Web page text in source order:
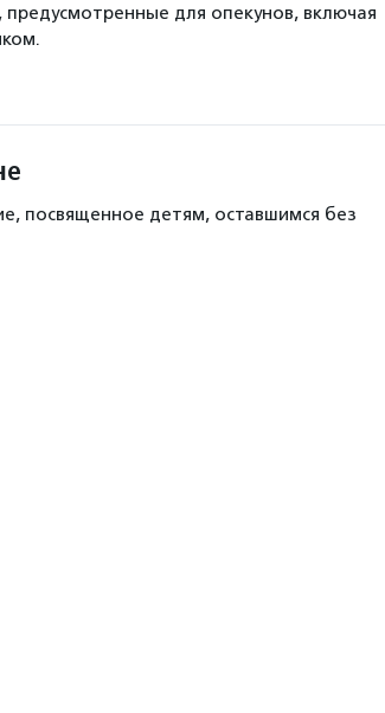
для опекунов, включая
посвященное детям, оставшимся без